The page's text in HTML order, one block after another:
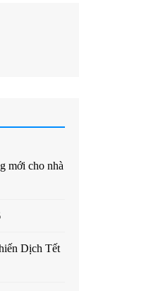
mới cho nhà
Dịch Tết